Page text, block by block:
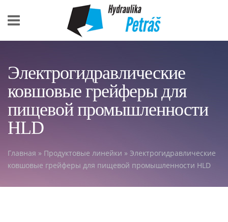
Электрогидравлические
ковшовые грейферы для
пищевой промышленности
HLD
You are here
Главная » Продуктовые линейки » Электрогидравлические
ковшовые грейферы для пищевой промышленности HLD